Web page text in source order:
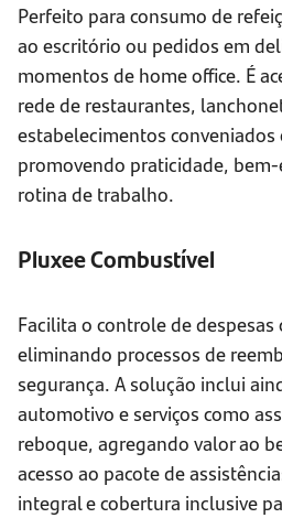
Perfeito para consumo de
ao escritório ou pedidos em
momentos de home office. É
rede de restaurantes,
estabelecimentos
promovendo praticidade,
rotina de trabalho.
Pluxee Combustível
Facilita o controle de
eliminando processos de
segurança. A solução inclui
automotivo e serviços como
reboque, agregando valor ao
acesso ao pacote de
integral e cobertura inclusive